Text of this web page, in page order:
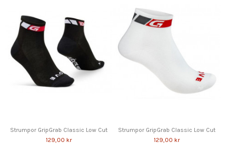
Strumpor GripGrab Classic Low Cut
129,00 kr
Strumpor GripGrab Classic Low Cut
129,00 kr